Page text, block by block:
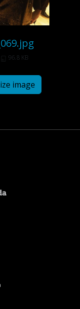
96.8 KB
image